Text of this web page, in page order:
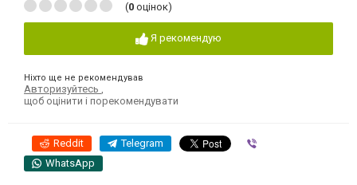
(0 оцінок)
Я рекомендую
Ніхто ще не рекомендував
Авторизуйтесь
щоб оцінити і порекомендувати
Reddit Telegram
WhatsApp